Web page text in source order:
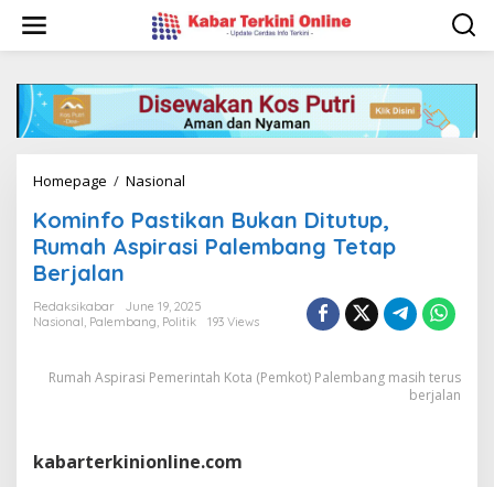
i
Homepage / Nasional
m
i
n
o
P
t
n
Kominfo Pastikan Bukan Ditutup,
Rumah Aspirasi Palembang Tetap
Berjalan
Redaksikabar
June 19, 2025
Nasional, Palembang, Politik 193 Views
Rumah Aspirasi Pemerintah Kota (Pemkot) Palembang masih terus
berjalan
kabarterkinionline.com